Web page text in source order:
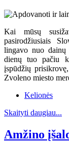
Kai mūsų
pasirodžiusiais
lingavo nuo dainų
dienų tuo pačiu
įspūdžių
Zvoleno miesto
Kelionės
Skaityti daugiau...
Amžino